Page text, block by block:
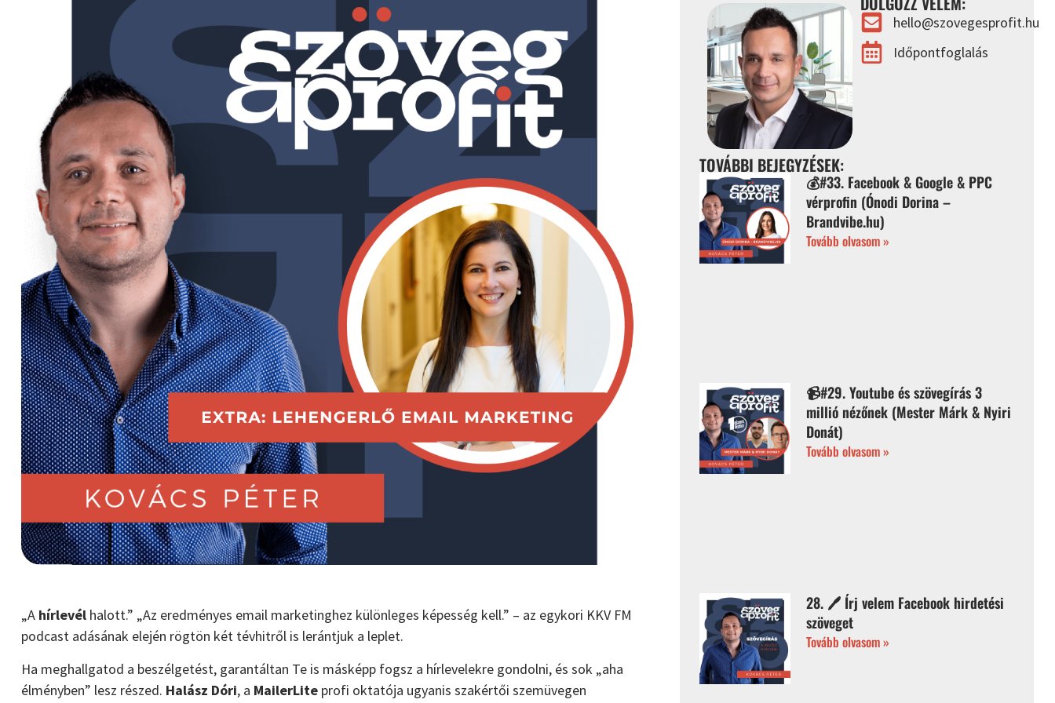
„A hírlevélhalott.” „Az eredményes email marketinghez különleges képesség kell.” – az egykori KKV FM
podcast adásának elején rögtön két tévhitről is lerántjuk a leplet.
Ha meghallgatod a beszélgetést, garantáltan Te is másképp fogsz a hírlevelekre gondolni, és sok „aha
élményben” lesz részed. Halász Dóri, a MailerLiteprofi oktatója ugyanis szakértői szemüvegen
hello@szovegesprofit.hu
Időpontfoglalás
TOVÁBBI BEJEGYZÉSEK:
💰#33. Facebook & Google & PPC
vérprofin (Ónodi Dorina –
Brandvibe.hu)
Tovább olvasom »
📹#29. Youtube és szövegírás 3
millió nézőnek (Mester Márk & Nyiri
Donát)
Tovább olvasom »
28. 🖊️ Írj velem Facebook hirdetési
szöveget
Tovább olvasom »